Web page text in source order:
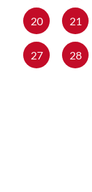
20 21
27 28